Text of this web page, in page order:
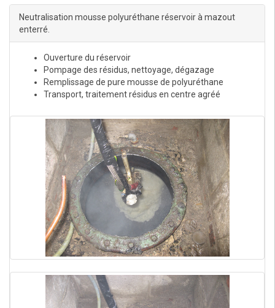
Neutralisation mousse polyuréthane réservoir à mazout
enterré.
Ouverture du réservoir
Pompage des résidus, nettoyage, dégazage
Remplissage de pure mousse de polyuréthane
Transport, traitement résidus en centre agréé